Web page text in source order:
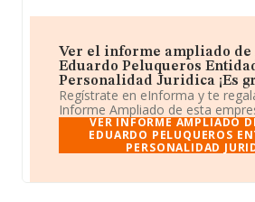
Ver el informe ampliado de
Eduardo Peluqueros
Personalidad Juridica ¡Es
Regístrate en eInforma y te
Informe Ampliado de esta
VER INFORME AMPLIADO
EDUARDO PELUQUEROS
PERSONALIDAD